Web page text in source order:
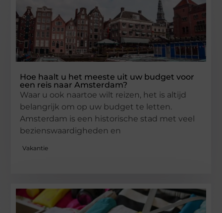
Hoe haalt u het meeste uit uw budget voor
een reis naar Amsterdam?
Waar u ook naartoe wilt reizen, het is altijd
belangrijk om op uw budget te letten.
Amsterdam is een historische stad met veel
bezienswaardigheden en
Vakantie